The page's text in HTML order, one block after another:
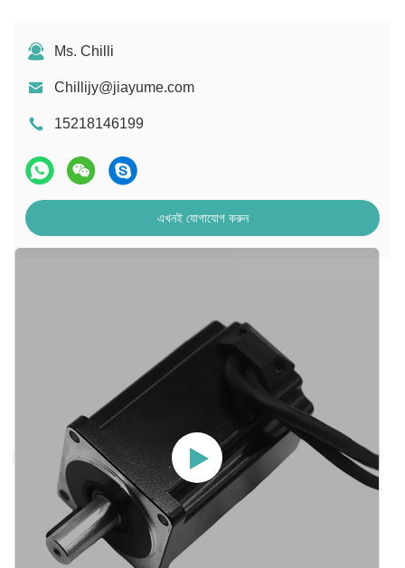
Ms. Chilli
Chillijy@jiayume.com
15218146199
এখনই যোগাযোগ করুন